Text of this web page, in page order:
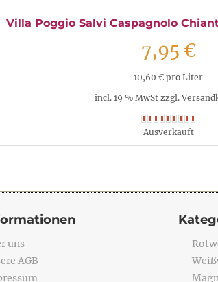
Villa Poggio Salvi Caspagnolo
7,95 €
10,60 € pro Liter
incl. 19 % MwSt zzgl.
Ausverkauft
uns
AGB